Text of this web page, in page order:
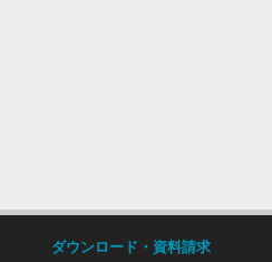
ダウンロード・資料請求